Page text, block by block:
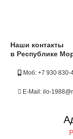
Наши контакты
в Республике
Моб: +7 930 830-
E-Mail: ilo-